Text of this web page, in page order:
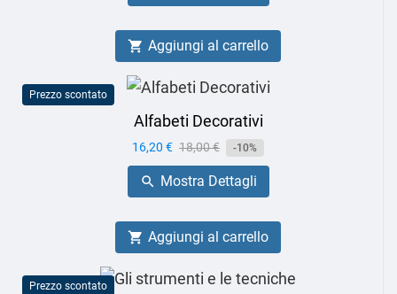
 Aggiungi al carrello
Prezzo scontato
Alfabeti Decorativi
Prezzo
16,20 € Prezzo
base
18,00 € -10%
 Mostra Dettagli
 Aggiungi al carrello
Prezzo scontato